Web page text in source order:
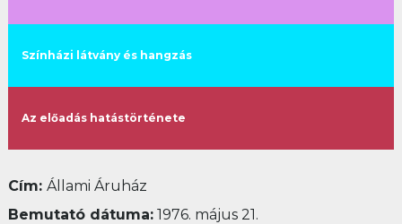
Színházi látvány és hangzás
Az előadás hatástörténete
Cím: Állami Áruház
Bemutató dátuma:1976. május 21.